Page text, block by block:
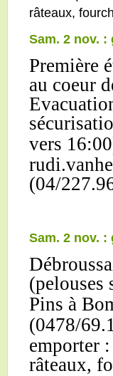
râteaux,
Sam. 2 nov.
Première
au coeur
vers
(04/
Sam. 2 nov.
(pelouses
Pins à
(0478/
emporter
râteaux,